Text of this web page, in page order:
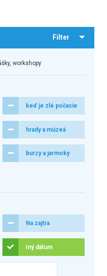
Filter
workshopy
keď je zlé počasie
hrady a múzeá
burzy a jarmoky
Na zajtra
Iný dátum